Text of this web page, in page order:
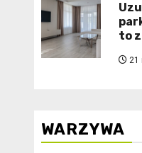
to
21
WARZYWA